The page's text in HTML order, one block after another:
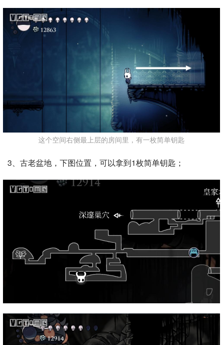
这个空间右侧最上层的房间里，有一枚简单钥匙
3、古老盆地，下图位置，可以拿到1枚简单钥匙；